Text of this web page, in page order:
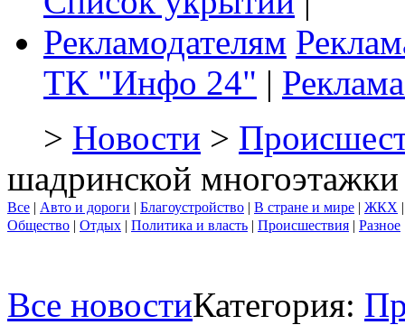
Рекламодателям
ТК "Инфо 24" |
> Новости >
шадринской
Все | Авто и дороги | Благоустройство | В стране и мире | ЖКХ
Общество | Отдых | Политика и власть | Происшествия | Разное
Все новостиКатегория: